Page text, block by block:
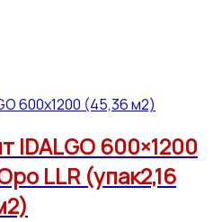
600x1200 (45,36 м2)
IDALGO 600×1200
LLR (упак2,16